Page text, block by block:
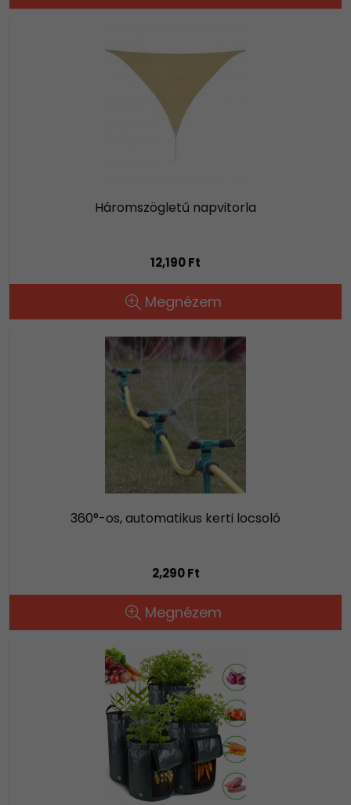
Háromszögletű napvitorla
12,190 Ft
Megnézem
360°-os, automatikus kerti locsoló
2,290 Ft
Megnézem